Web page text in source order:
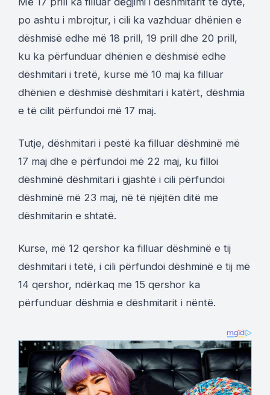
po ashtu i mbrojtur, i cili ka vazhduar dhënien e
dëshmisë edhe më 18 prill, 19 prill dhe 20 prill,
ku ka përfunduar dhënien e dëshmisë edhe
dëshmitari i tretë, kurse më 10 maj ka filluar
dhënien e dëshmisë dëshmitari i katërt, dëshmia
e të cilit përfundoi më 17 maj.
Tutje, dëshmitari i pestë ka filluar dëshminë më
17 maj dhe e përfundoi më 22 maj, ku filloi
dëshminë dëshmitari i gjashtë i cili përfundoi
dëshminë më 23 maj, në të njëjtën ditë me
dëshmitarin e shtatë.
Kurse, më 12 qershor ka filluar dëshminë e tij
dëshmitari i tetë, i cili përfundoi dëshminë e tij më
14 qershor, ndërkaq me 15 qershor ka
përfunduar dëshmia e dëshmitarit i nëntë.